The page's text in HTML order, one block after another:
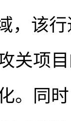
该行
关项
。同